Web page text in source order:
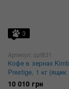
3
Артикул: opt831
Кофе в зернах
Prestige, 1 кг (ящик
10 010 грн